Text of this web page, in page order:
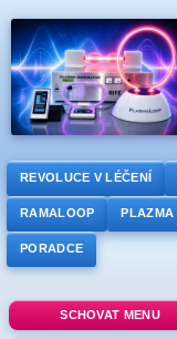
REVOLUCE V LÉČENÍ
RAMALOOP PLAZMA
PORADCE
SCHOVAT MENU